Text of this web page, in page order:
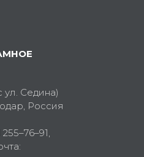
ул. Седина)
Россия
255–76–91